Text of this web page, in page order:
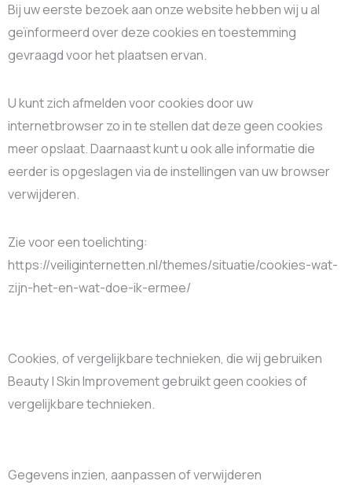
Bij uw eerste bezoek aan onze website hebben wij u al
geïnformeerd over deze cookies en toestemming
gevraagd voor het plaatsen ervan.
U kunt zich afmelden voor cookies door uw
internetbrowser zo in te stellen dat deze geen cookies
meer opslaat. Daarnaast kunt u ook alle informatie die
eerder is opgeslagen via de instellingen van uw browser
verwijderen.
Zie voor een toelichting:
https://veiliginternetten.nl/themes/situatie/cookies-wat-
zijn-het-en-wat-doe-ik-ermee/
Cookies, of vergelijkbare technieken, die wij gebruiken
Beauty | Skin Improvement gebruikt geen cookies of
vergelijkbare technieken.
Gegevens inzien, aanpassen of verwijderen